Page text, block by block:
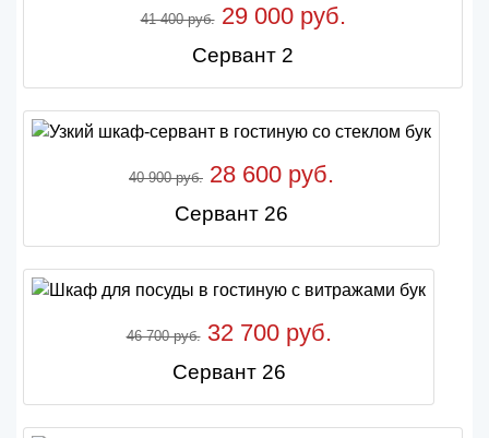
41 400 руб.29 000 руб.
Сервант 2
40 900 руб. 28 600 руб.
Сервант 26
46 700 руб.32 700 руб.
Сервант 26